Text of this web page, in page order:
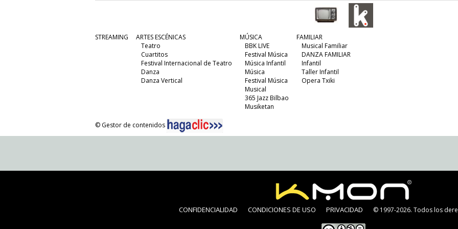
STREAMING
ARTES ESCÉNICAS
Teatro
Cuartitos
Festival Internacional de Teatro
Danza
Danza Vertical
MÚSICA
BBK LIVE
Festival Música
Música Infantil
Música
Festival Música
Musical
365 Jazz Bilbao
Musiketan
FAMILIAR
Musical Familiar
DANZA FAMILIAR
Infantil
Taller Infantil
Opera Txiki
© Gestor de contenidos
CONFIDENCIALIDAD CONDICIONES DE USO PRIVACIDAD © 1997-2026. Todos los